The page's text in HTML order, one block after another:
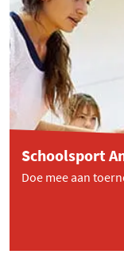
Schoolsport
Doe mee aan